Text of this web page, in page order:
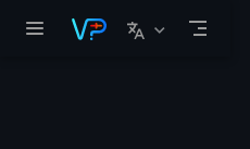
跳至主要內容